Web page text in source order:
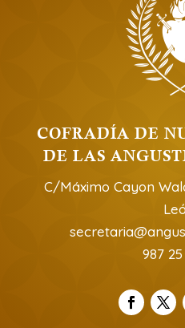
COFRADÍA DE
DE LAS
C/Máximo Cayon
987 25